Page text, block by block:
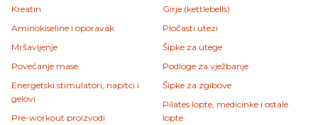
Kreatin
Aminokiseline i oporavak
Mršavljenje
Povećanje mase
Energetski stimulatori, napitci i
gelovi
Pre-workout proizvodi
Girje (kettlebells)
Pločasti utezi
Šipke za utege
Podloge za vježbanje
Šipke za zgibove
Pilates lopte, medicinke i ostale
lopte